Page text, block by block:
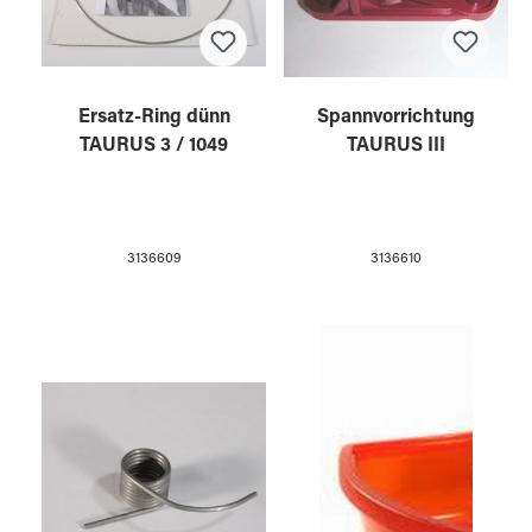
Ersatz-Ring dünn
TAURUS 3 / 1049
3136609
Spannvorrichtung
TAURUS III
3136610